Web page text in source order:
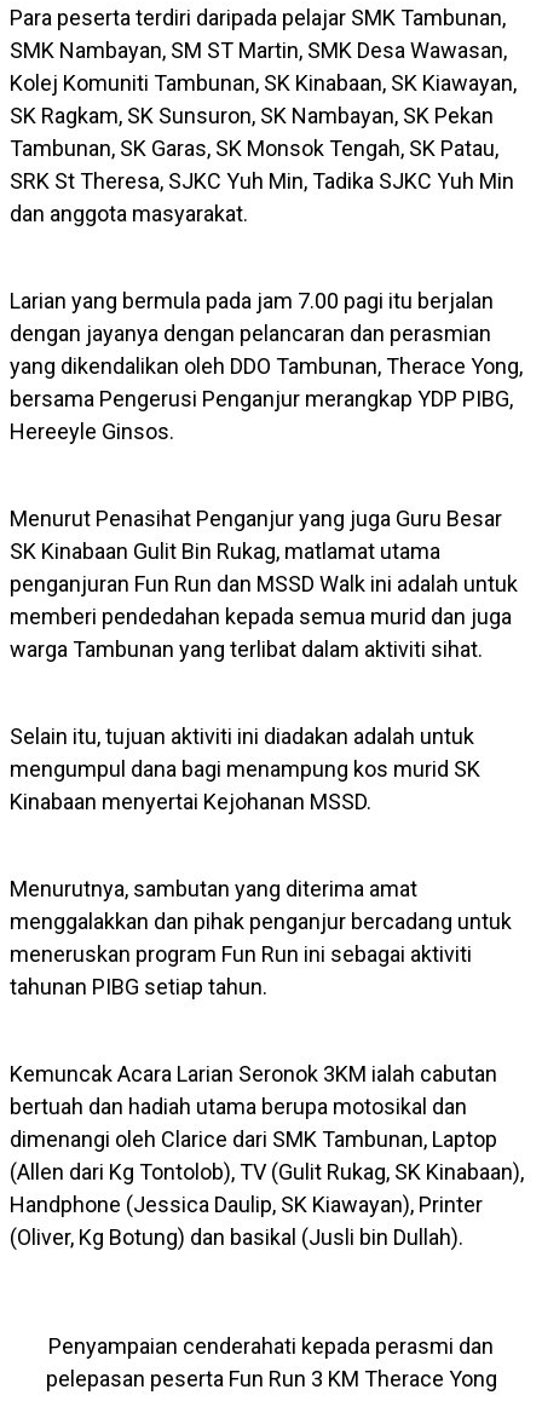
Para peserta terdiri daripada pelajar SMK Tambunan,
SMK Nambayan, SM ST Martin, SMK Desa Wawasan,
Kolej Komuniti Tambunan, SK Kinabaan, SK Kiawayan,
SK Ragkam, SK Sunsuron, SK Nambayan, SK Pekan
Tambunan, SK Garas, SK Monsok Tengah, SK Patau,
SRK St Theresa, SJKC Yuh Min, Tadika SJKC Yuh Min
dan anggota masyarakat.
Larian yang bermula pada jam 7.00 pagi itu berjalan
dengan jayanya dengan pelancaran dan perasmian
yang dikendalikan oleh DDO Tambunan, Therace Yong,
bersama Pengerusi Penganjur merangkap YDP PIBG,
Hereeyle Ginsos.
Menurut Penasihat Penganjur yang juga Guru Besar
SK Kinabaan Gulit Bin Rukag, matlamat utama
penganjuran Fun Run dan MSSD Walk ini adalah untuk
memberi pendedahan kepada semua murid dan juga
warga Tambunan yang terlibat dalam aktiviti sihat.
Selain itu, tujuan aktiviti ini diadakan adalah untuk
mengumpul dana bagi menampung kos murid SK
Kinabaan menyertai Kejohanan MSSD.
Menurutnya, sambutan yang diterima amat
menggalakkan dan pihak penganjur bercadang untuk
meneruskan program Fun Run ini sebagai aktiviti
tahunan PIBG setiap tahun.
Kemuncak Acara Larian Seronok 3KM ialah cabutan
bertuah dan hadiah utama berupa motosikal dan
dimenangi oleh Clarice dari SMK Tambunan, Laptop
(Allen dari Kg Tontolob), TV (Gulit Rukag, SK Kinabaan),
Handphone (Jessica Daulip, SK Kiawayan), Printer
(Oliver, Kg Botung) dan basikal (Jusli bin Dullah).
Penyampaian cenderahati kepada perasmi dan
pelepasan peserta Fun Run 3 KM Therace Yong